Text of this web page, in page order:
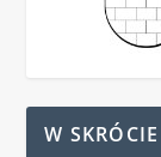
W SKRÓCIE